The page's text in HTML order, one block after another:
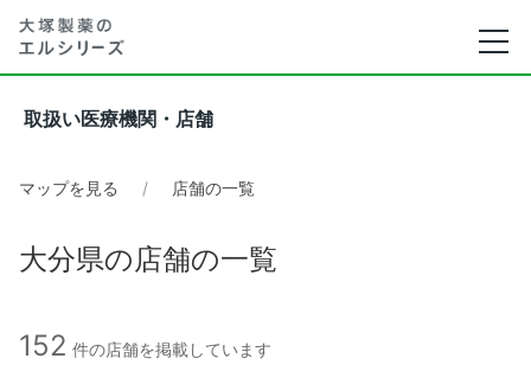
取扱い医療機関・店舗
マップを見る 店舗の一覧
大分県の店舗の一覧
152 件の店舗を掲載しています